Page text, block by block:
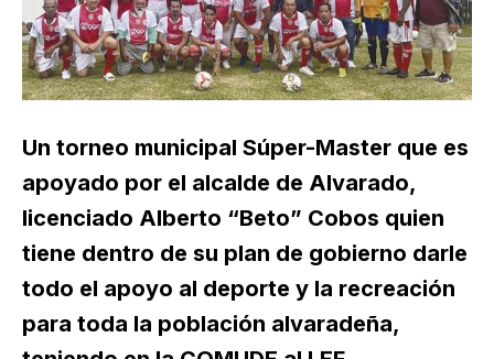
Un torneo municipal Súper-Master que es
apoyado por el alcalde de Alvarado,
licenciado Alberto “Beto” Cobos quien
tiene dentro de su plan de gobierno darle
todo el apoyo al deporte y la recreación
para toda la población alvaradeña,